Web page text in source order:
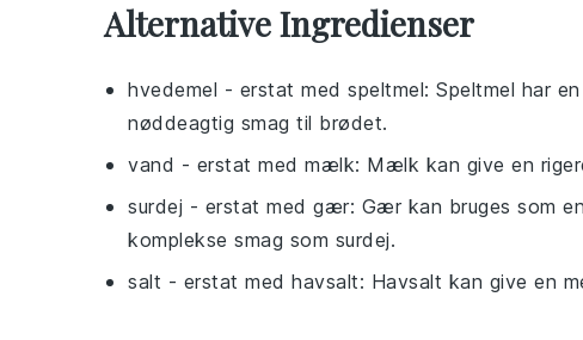
Alternative Ingredienser
hvedemel - erstat med speltmel: Speltmel har
nøddeagtig smag til brødet.
vand - erstat med mælk: Mælk kan give en
surdej - erstat med gær: Gær kan bruges som
komplekse smag som surdej.
salt - erstat med havsalt: Havsalt kan give en